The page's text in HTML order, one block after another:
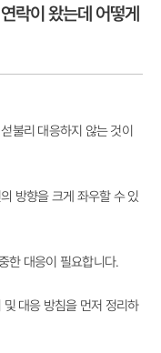
락이 왔는데 어떻게
불리 대응하지 않는 것이
방향을 크게 좌우할 수 있
한 대응이 필요합니다.
대응 방침을 먼저 정리하